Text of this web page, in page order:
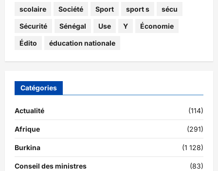
scolaire Société Sport sport s sécu
Sécurité Sénégal Use Y Économie
Édito éducation nationale
Catégories
Actualité (114)
Afrique (291)
Burkina (1 128)
Conseil des ministres (83)